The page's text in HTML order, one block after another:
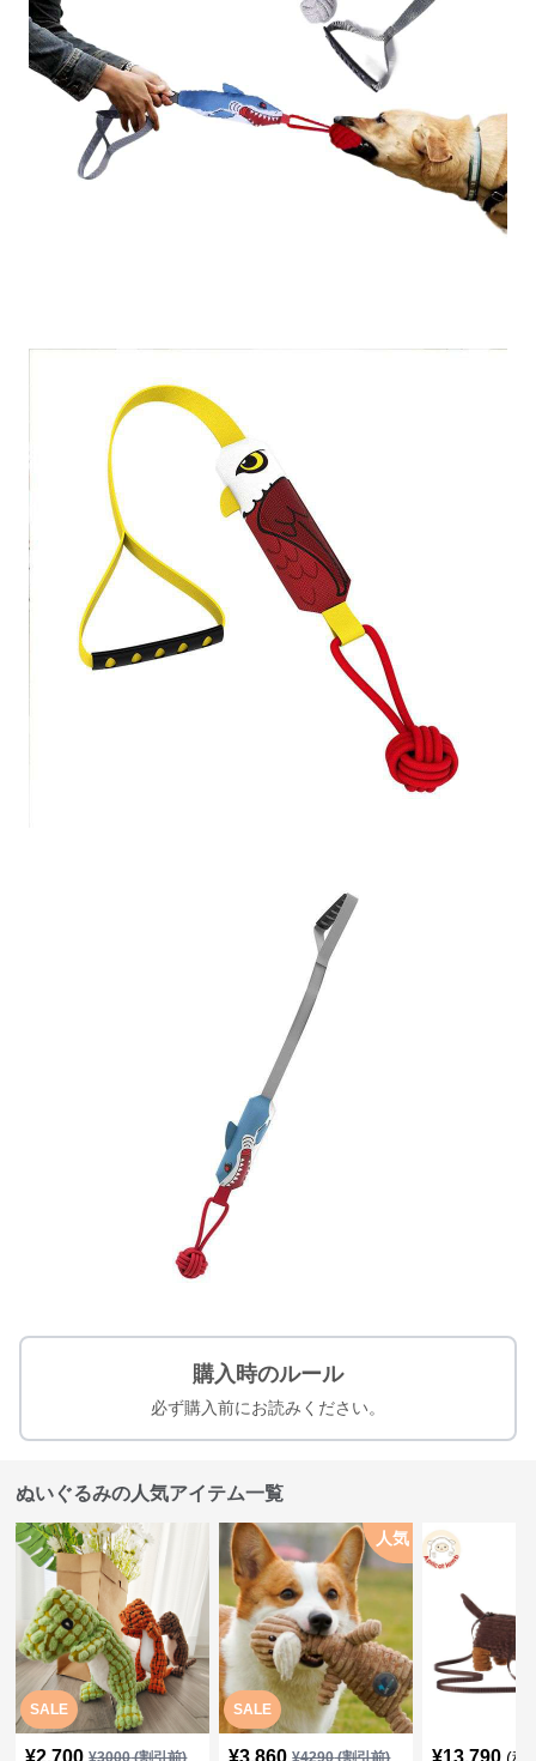
購入時のルール
必ず購入前にお読みください。
ぬいぐるみの人気アイテム一覧
SALE
¥2,700 ¥3000(割引前)
SALE
人気
¥3,860 ¥4290(割引前) ¥13,790